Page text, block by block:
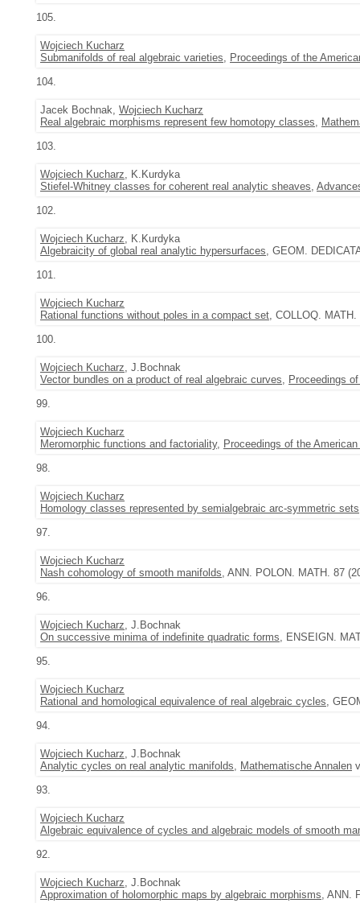
105.
Wojciech Kucharz
Submanifolds of real algebraic varieties, Proceedings of the
104.
Jacek Bochnak, Wojciech Kucharz
Real algebraic morphisms represent few homotopy classes,
103.
Wojciech Kucharz, K.Kurdyka
Stiefel-Whitney classes for coherent real analytic sheaves,
102.
Wojciech Kucharz, K.Kurdyka
Algebraicity of global real analytic hypersurfaces, GEOM.
101.
Wojciech Kucharz
Rational functions without poles in a compact set, COLLOQ.
100.
Wojciech Kucharz, J.Bochnak
Vector bundles on a product of real algebraic curves, Proceedings
99.
Wojciech Kucharz
Meromorphic functions and factoriality, Proceedings of the
98.
Wojciech Kucharz
Homology classes represented by semialgebraic arc-symmetric sets
97.
Wojciech Kucharz
Nash cohomology of smooth manifolds, ANN. POLON. MATH. 87
96.
Wojciech Kucharz, J.Bochnak
On successive minima of indefinite quadratic forms, ENSEIGN.
95.
Wojciech Kucharz
Rational and homological equivalence of real algebraic cycles,
94.
Wojciech Kucharz, J.Bochnak
Analytic cycles on real analytic manifolds, Mathematische Annalen
93.
Wojciech Kucharz
Algebraic equivalence of cycles and algebraic models of smooth
92.
Wojciech Kucharz, J.Bochnak
Approximation of holomorphic maps by algebraic morphisms, ANN.